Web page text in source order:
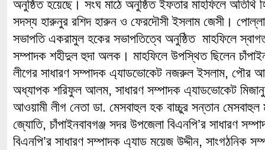
অনুষ্ঠিত হয়েছে। সংঘ মাঠে অনুষ্ঠিত ইফতার মাহফিলে অতিথি
সদস্য হারুনুর রশিদ হারুন ও ফেরদৌসী ইসলাম জেসী।
সভাপতি একরামুল হকের সভাপতিত্বে অনুষ্ঠিত মাহফিলে
সম্পাদক শহীদুল হুদা অলক। মাহফিলে উপস্থিত ছিলেন
লীগের সাধারণ সম্পাদক এ্যাডভোকেট নজরুল ইসলাম, পৌর
অধ্যাপক শরিফুল আলম, সাধারণ সম্পাদক এ্যাডভোকেট
আওয়ামী লীগ নেতা ডা. মেসবাহুল হক বাচ্চুর সন্তান
জ্যোতি, চাঁপাইনবাবগঞ্জ সদর উপজেলা বিএনপি’র সাধারণ
বিএনপি’র সাধারণ সম্পাদক এ্যাড ময়েজ উদ্দীন, সাংগঠনিক